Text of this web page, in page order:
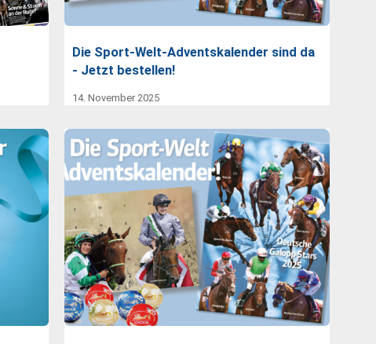
Die Sport-Welt-Adventskalender sind da
- Jetzt bestellen!
14. November 2025